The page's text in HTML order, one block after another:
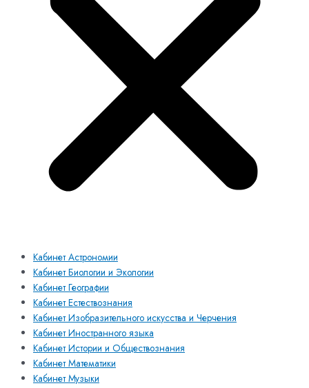
Кабинет Астрономии
Кабинет Биологии и Экологии
Кабинет Географии
Кабинет Естествознания
Кабинет Изобразительного искусства и Черчения
Кабинет Иностранного языка
Кабинет Истории и Обществознания
Кабинет Математики
Кабинет Музыки